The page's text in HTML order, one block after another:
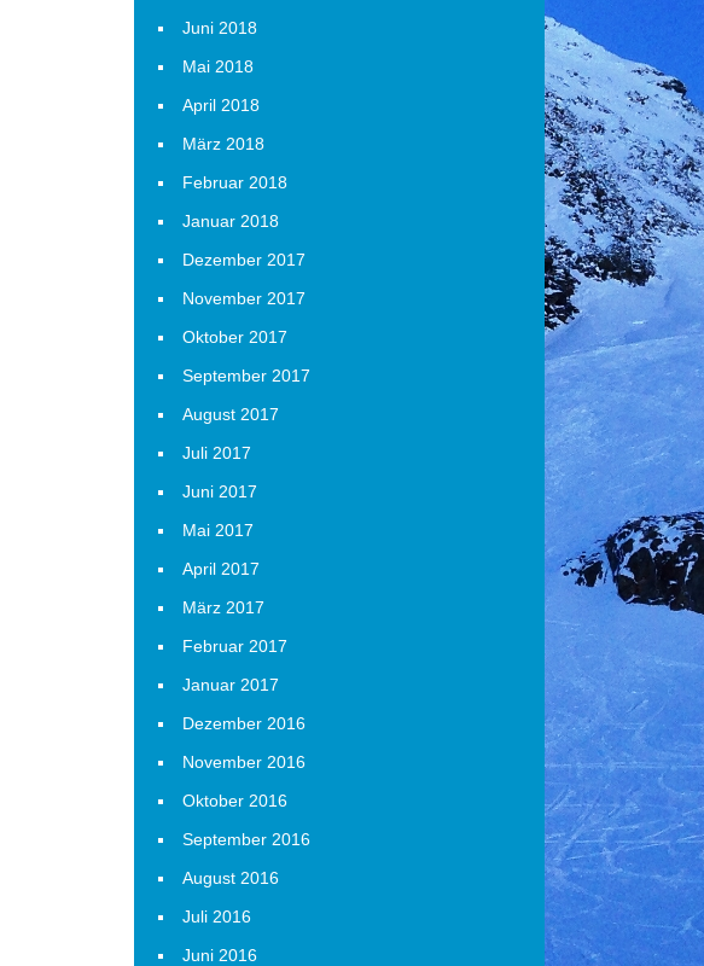
Juni 2018
Mai 2018
April 2018
März 2018
Februar 2018
Januar 2018
Dezember 2017
November 2017
Oktober 2017
September 2017
August 2017
Juli 2017
Juni 2017
Mai 2017
April 2017
März 2017
Februar 2017
Januar 2017
Dezember 2016
November 2016
Oktober 2016
September 2016
August 2016
Juli 2016
Juni 2016